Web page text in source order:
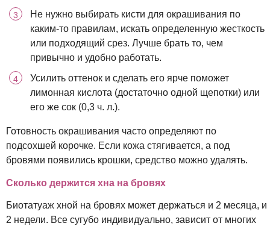
Не нужно выбирать кисти для окрашивания по
каким-то правилам, искать определенную жесткость
или подходящий срез. Лучше брать то, чем
привычно и удобно работать.
Усилить оттенок и сделать его ярче поможет
лимонная кислота (достаточно одной щепотки) или
его же сок (0,3 ч. л.).
Готовность окрашивания часто определяют по
подсохшей корочке. Если кожа стягивается, а под
бровями появились крошки, средство можно удалять.
Сколько держится хна на бровях
Биотатуаж хной на бровях может держаться и 2 месяца, и
2 недели. Все сугубо индивидуально, зависит от многих